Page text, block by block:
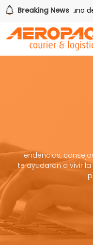
Breaking News
Gana uno de
Tendencias,
te ayudaran a vivir